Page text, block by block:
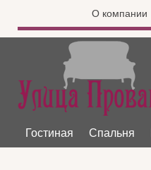
О компании
Гостиная Спальня